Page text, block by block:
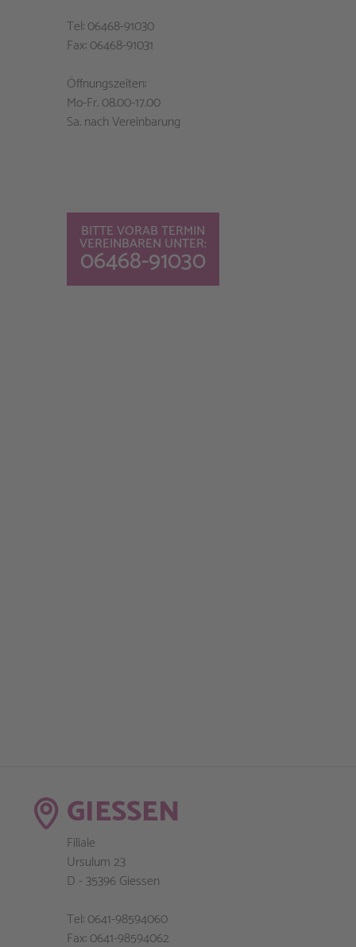
Tel: 06468-91030
Fax: 06468-91031
Öffnungszeiten:
Mo-Fr. 08.00-17.00
Sa. nach Vereinbarung
BITTE VORAB TERMIN
VEREINBAREN UNTER:
06468-91030
GIESSEN
Filiale
Ursulum 23
D - 35396 Giessen
Tel: 0641-98594060
Fax: 0641-98594062